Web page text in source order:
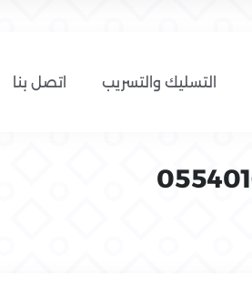
التسليك والتسريب اتصل بنا